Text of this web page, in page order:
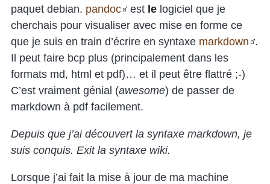
paquet debian. pandoc est le logiciel que je
cherchais pour visualiser avec mise en forme ce
que je suis en train d’écrire en syntaxe markdown .
Il peut faire bcp plus (principalement dans les
formats md, html et pdf)… et il peut être flattré ;-)
C’est vraiment génial (awesome) de passer de
markdown à pdf facilement.
Depuis que j’ai découvert la syntaxe markdown, je
suis conquis. Exit la syntaxe wiki.
Lorsque j’ai fait la mise à jour de ma machine